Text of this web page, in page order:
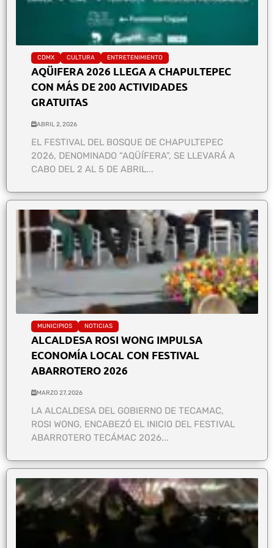
CDMX CULTURA ENTRETENIMIENTO
AQÜIFERA 2026 LLEGA A CHAPULTEPEC
CON MÁS DE 200 ACTIVIDADES
GRATUITAS
ABRIL 2, 2026
EL FESTIVAL DEL BOSQUE DE CHAPULTEPEC
2026, DENOMINADO “AQÜÍFERA”, SE LLEVARÁ A
CABO DEL 2 AL 5 DE ABRIL...
MUNICIPIOS NOTICIAS
ALCALDESA ROSI WONG IMPULSA
ECONOMÍA LOCAL CON FESTIVAL
ABARROTERO 2026
MARZO 27, 2026
LA ALCALDESA DEL GOBIERNO DE TECAMAC,
ROSI WONG, ENCABEZÓ EL INICIO DEL FESTIVAL
ABARROTERO TECÁMAC 2026...